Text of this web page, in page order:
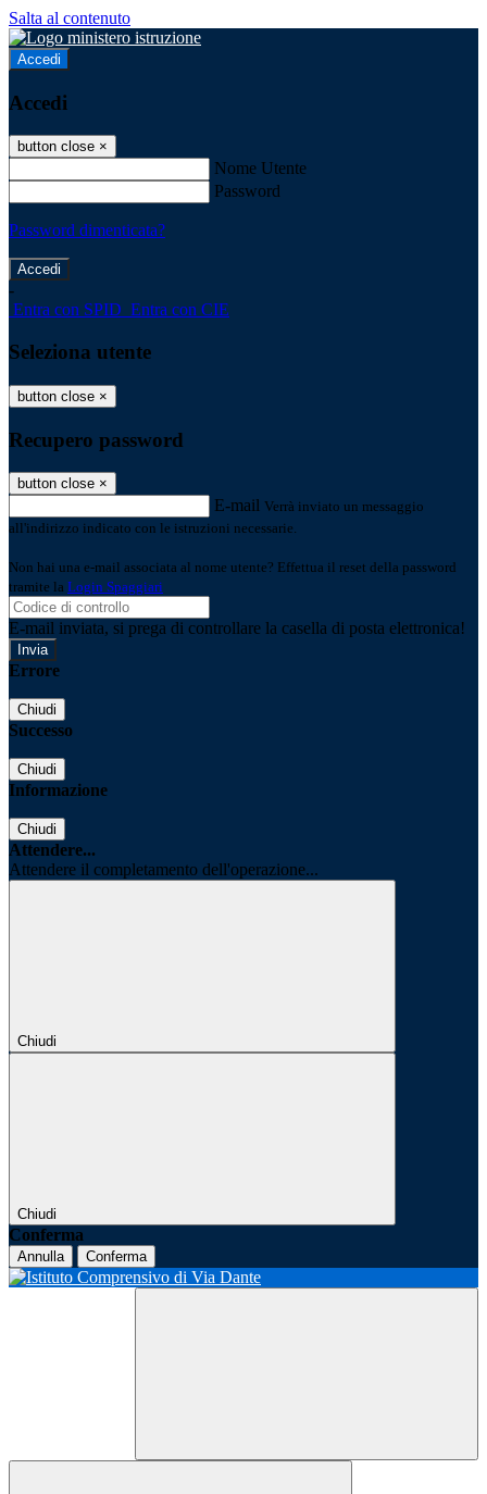
Salta al contenuto
Accedi
Accedi
button close ×
Nome Utente
Password
Password dimenticata?
-
Entra con SPID Entra con CIE
Seleziona utente
button close ×
Recupero password
button close ×
E-mail Verrà inviato un messaggio
all'indirizzo indicato con le istruzioni necessarie.
Non hai una e-mail associata al nome utente? Effettua il reset della password
tramite la Login Spaggiari
E-mail inviata, si prega di controllare la casella di posta elettronica!
Errore
Chiudi
Successo
Chiudi
Informazione
Chiudi
Attendere...
Attendere il completamento dell'operazione...
Chiudi
Chiudi
Conferma
Annulla Conferma